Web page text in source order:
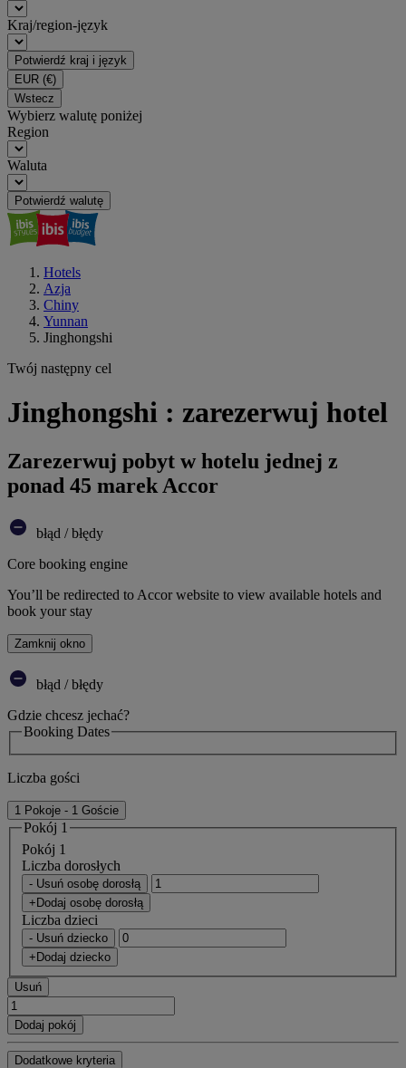
Kraj/region-język
Potwierdź kraj i język
EUR (€)
Wstecz
Wybierz walutę poniżej
Region
Waluta
Potwierdź walutę
Hotels
Azja
Chiny
Yunnan
Jinghongshi
Twój następny cel
Jinghongshi : zarezerwuj hotel
Zarezerwuj pobyt w hotelu jednej z
ponad 45 marek Accor
błąd / błędy
Core booking engine
You’ll be redirected to Accor website to view available hotels and
book your stay
Zamknij okno
błąd / błędy
Gdzie chcesz jechać?
Booking Dates
Liczba gości
1 Pokoje - 1 Goście
Pokój 1
Pokój 1
Liczba dorosłych
- Usuń osobę dorosłą
+Dodaj osobę dorosłą
Liczba dzieci
- Usuń dziecko
+Dodaj dziecko
Usuń
Dodaj pokój
Dodatkowe kryteria